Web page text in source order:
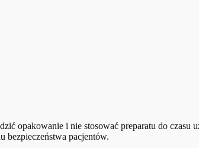
opakowanie i nie stosować preparatu do
bezpieczeństwa pacjentów.